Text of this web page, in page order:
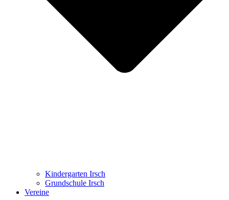
Kindergarten Irsch
Grundschule Irsch
Vereine